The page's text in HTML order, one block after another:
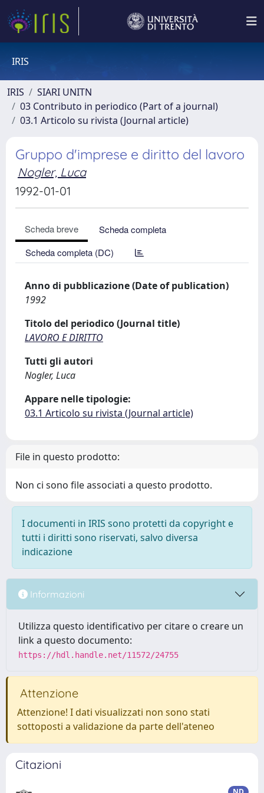
IRIS
IRIS
SIARI UNITN
03 Contributo in periodico (Part of a journal)
03.1 Articolo su rivista (Journal article)
Gruppo d'imprese e diritto del lavoro
Nogler, Luca
1992-01-01
Scheda breve
Scheda completa
Scheda completa (DC)
Anno di pubblicazione (Date of publication)
1992
Titolo del periodico (Journal title)
LAVORO E DIRITTO
Tutti gli autori
Nogler, Luca
Appare nelle tipologie:
03.1 Articolo su rivista (Journal article)
File in questo prodotto:
Non ci sono file associati a questo prodotto.
I documenti in IRIS sono protetti da copyright e
tutti i diritti sono riservati, salvo diversa
indicazione
Informazioni
Utilizza questo identificativo per citare o creare un
link a questo documento:
https://hdl.handle.net/11572/24755
Attenzione
Attenzione! I dati visualizzati non sono stati
sottoposti a validazione da parte dell'ateneo
Citazioni